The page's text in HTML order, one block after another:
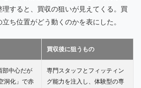
すると、買収の狙いが見えてくる。買
ち位置がどう動くのかを表にした。
買収後に狙うもの
部中心だが
洞化」で赤
専門スタッフとフィッティン
グ能力を注入し、体験型の専